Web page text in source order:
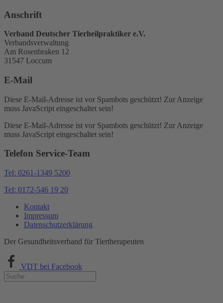
Anschrift
Verband Deutscher Tierheilpraktiker e.V.
Verbandsverwaltung
Am Rosenbraken 12
31547 Loccum
E-Mail
Diese E-Mail-Adresse ist vor Spambots geschützt! Zur Anzeige
muss JavaScript eingeschaltet sein!
Diese E-Mail-Adresse ist vor Spambots geschützt! Zur Anzeige
muss JavaScript eingeschaltet sein!
Telefon Service-Team
Tel: 0261-1349 5200
Tel: 0172-546 19 20
Kontakt
Impressum
Datenschutzerklärung
Der Gesundheitsverband für Tiertherapeuten
VDT bei Facebook